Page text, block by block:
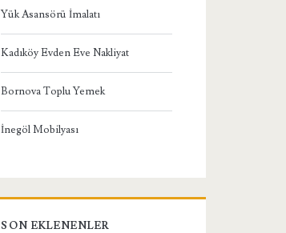
Yük Asansörü İmalatı
Kadıköy Evden Eve Nakliyat
Bornova Toplu Yemek
İnegöl Mobilyası
SON EKLENENLER